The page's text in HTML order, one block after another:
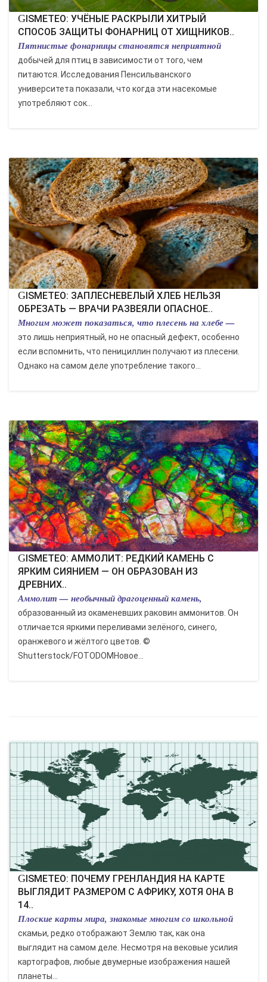
GISMETEO: УЧЁНЫЕ РАСКРЫЛИ ХИТРЫЙ
СПОСОБ ЗАЩИТЫ ФОНАРНИЦ ОТ ХИЩНИКОВ..
Пятнистые фонарницы становятся неприятной
добычей для птиц в зависимости от того, чем
питаются. Исследования Пенсильванского
университета показали, что когда эти насекомые
употребляют сок...
GISMETEO: ЗАПЛЕСНЕВЕЛЫЙ ХЛЕБ НЕЛЬЗЯ
ОБРЕЗАТЬ — ВРАЧИ РАЗВЕЯЛИ ОПАСНОЕ..
Многим может показаться, что плесень на хлебе —
это лишь неприятный, но не опасный дефект, особенно
если вспомнить, что пенициллин получают из плесени.
Однако на самом деле употребление такого...
GISMETEO: АММОЛИТ: РЕДКИЙ КАМЕНЬ С
ЯРКИМ СИЯНИЕМ — ОН ОБРАЗОВАН ИЗ
ДРЕВНИХ..
Аммолит — необычный драгоценный камень,
образованный из окаменевших раковин аммонитов. Он
отличается яркими переливами зелёного, синего,
оранжевого и жёлтого цветов. ©
Shutterstock/FOTODOMНовое...
GISMETEO: ПОЧЕМУ ГРЕНЛАНДИЯ НА КАРТЕ
ВЫГЛЯДИТ РАЗМЕРОМ С АФРИКУ, ХОТЯ ОНА В
14..
Плоские карты мира, знакомые многим со школьной
скамьи, редко отображают Землю так, как она
выглядит на самом деле. Несмотря на вековые усилия
картографов, любые двумерные изображения нашей
планеты...